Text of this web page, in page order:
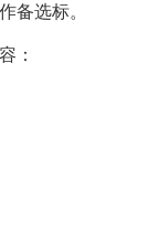
备选标。
：